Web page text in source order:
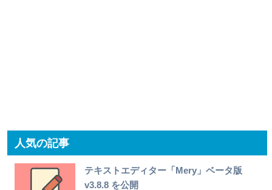
人気の記事
テキストエディター「Mery」ベータ版
v3.8.8 を公開